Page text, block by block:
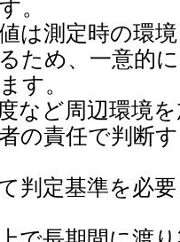
。
は測定時の環
ため、一意的
す。
など周辺環境
の責任で判断
判定基準を必